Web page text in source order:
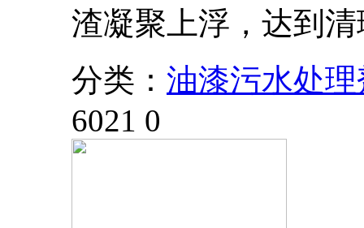
渣凝聚上浮，达到
分类： 油漆污水处理
6021 0